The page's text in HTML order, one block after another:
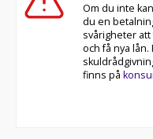
Om du inte
du en
svårigheter
och få nya
finns på